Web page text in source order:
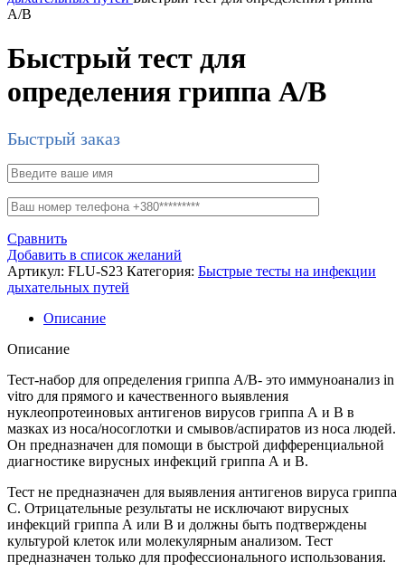
A/B
Быстрый тест для
определения гриппа A/B
Быстрый заказ
Сравнить
Добавить в список желаний
Артикул: FLU-S23 Категория: Быстрые тесты на инфекции
дыхательных путей
Описание
Описание
Тест-набор для определения гриппа A/B- это иммуноанализ in
vitro для прямого и качественного выявления
нуклеопротеиновых антигенов вирусов гриппа А и В в
мазках из носа/носоглотки и смывов/аспиратов из носа людей.
Он предназначен для помощи в быстрой дифференциальной
диагностике вирусных инфекций гриппа А и В.
Тест не предназначен для выявления антигенов вируса гриппа
С. Отрицательные результаты не исключают вирусных
инфекций гриппа А или В и должны быть подтверждены
культурой клеток или молекулярным анализом. Тест
предназначен только для профессионального использования.